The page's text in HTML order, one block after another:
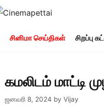
சினிமா செய்திகள் சிறப்பு
கமலிடம் மாட்டி
ஜனவரி 8, 2024 by Vijay